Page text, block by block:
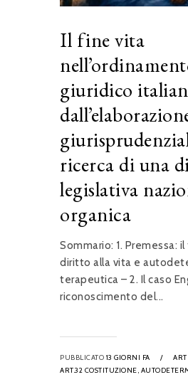
Il fine vita
giuridico
ricerca di una
legislativa
organica
Sommario: 1. Premessa:
diritto alla vita e
terapeutica – 2. Il caso
riconoscimento del...
PUBBLICATO 13 GIORNI FA / ART
ART.32 COSTITUZIONE,